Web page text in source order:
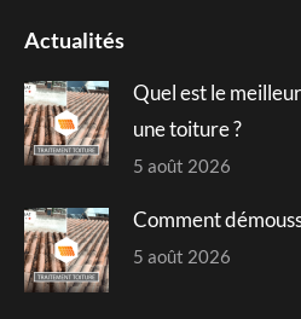
opens
new
window
opens
new
window
opens
new
window
new
window
Actualités
Quel est le
une toiture ?
5 août 2026
Comment
5 août 2026